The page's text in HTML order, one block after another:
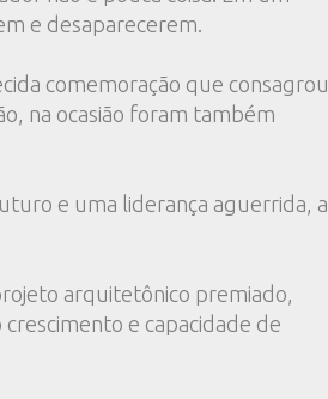
e desaparecerem.
comemoração que consagrou
na ocasião foram também
e uma liderança aguerrida, a
arquitetônico premiado,
e capacidade de